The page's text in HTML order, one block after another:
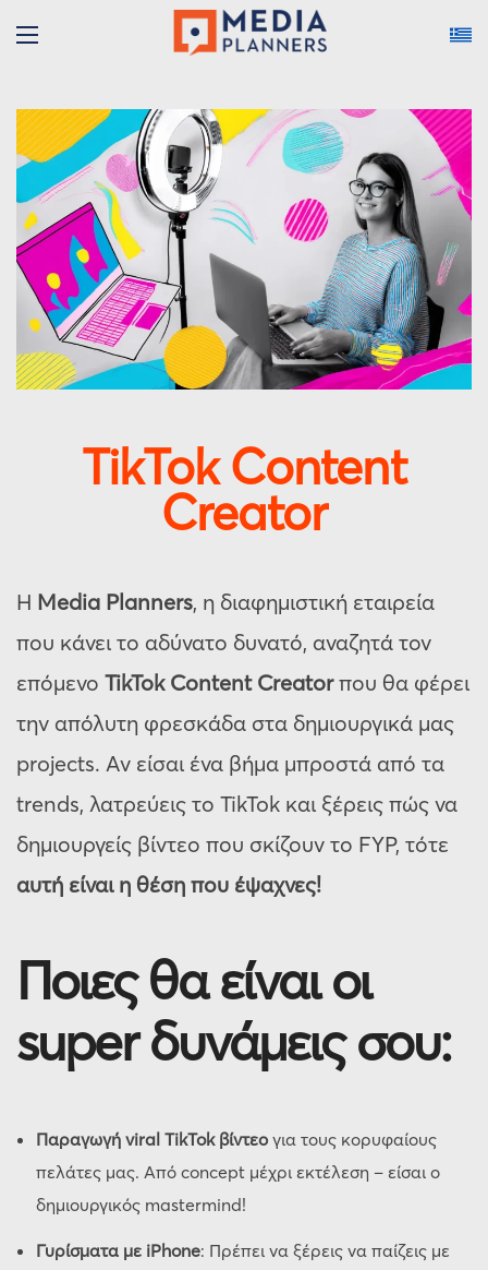
TikTok Content
Creator
Η Media Planners, η διαφημιστική εταιρεία
που κάνει το αδύνατο δυνατό, αναζητά τον
επόμενο TikTok Content Creatorπου θα φέρει
την απόλυτη φρεσκάδα στα δημιουργικά μας
projects. Αν είσαι ένα βήμα μπροστά από τα
trends, λατρεύεις το TikTok και ξέρεις πώς να
δημιουργείς βίντεο που σκίζουν το FYP, τότε
αυτή είναι η θέση που έψαχνες!
Ποιες θα είναι οι
super δυνάμεις σου:
Παραγωγή viral TikTok βίντεογια τους κορυφαίους
πελάτες μας. Από concept μέχρι εκτέλεση – είσαι ο
δημιουργικός mastermind!
Γυρίσματα με iPhone: Πρέπει να ξέρεις να παίζεις με